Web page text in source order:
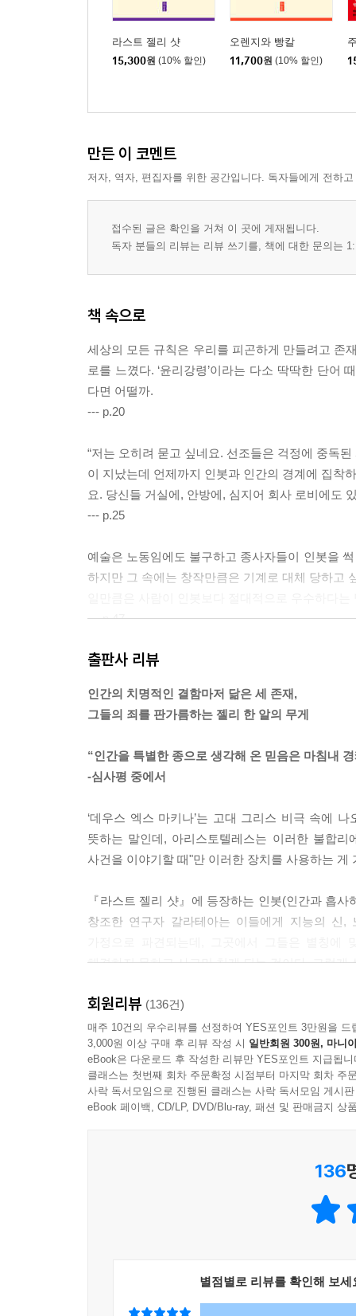
라스트 젤리 샷
15,300원 (10% 할인)
오렌지와 빵칼
11,700원 (10% 할인)
만든 이 코멘트
저자, 역자, 편집자를 위한 공간입니다. 독자들에게 전하
접수된 글은 확인을 거쳐 이 곳에 게재됩니다.
독자 분들의 리뷰는 리뷰 쓰기를, 책에 대한 문의는
책 속으로
세상의 모든 규칙은 우리를 피곤하게 만들려고 존
로를 느꼈다. ‘윤리강령’이라는 다소 딱딱한 단어
다면 어떨까.
--- p.20
“저는 오히려 묻고 싶네요. 선조들은 걱정에 중독
이 지났는데 언제까지 인봇과 인간의 경계에 집착
요. 당신들 거실에, 안방에, 심지어 회사 로비에도
--- p.25
예술은 노동임에도 불구하고 종사자들이 인봇을
하지만 그 속에는 창작만큼은 기계로 대체 당하고
--- p.47
반면 음악의 뿌리는 컨베이어 벨트에 있지 않았
엑스는 평행 세계에 눈을 뜬 기분이었다. 여태껏
--- p.61
기계의 예술화라거나 예술의 기계화라거나. 폴
지 않았다. 턱 끝까지 쫓아온, 그것도 비인간 따위
“제가 드릴 수 있는 마지막 선물입니다.”
엑스가 손끝을 날카로운 칼날 모양으로 변형했다.
--- p.99
신앙. 그것은 믿음을 논하는 영역이고 대게 운명과
--- p.129
그는 어리석은 인간이 이리도 많다는 게 참 우스
업이 무엇이든지 말이다. 하지만 이 부부는 그렇
를 지불하고 치료를 요청해야 했다.
인간을 무지에서 구원하고, 감사하다 조아리는
데 지금 삶의 이유가 방해받고 있다. 그는 마음이
데우스는 눈을 감고 관세음보살의 코 끝에 자신
출판사 리뷰
인간의 치명적인 결함마저 닮은 세 존재,
그들의 죄를 판가름하는 젤리 한 알의 무게
“인간을 특별한 종으로 생각해 온 믿음은 마침내
-심사평 중에서
‘데우스 엑스 마키나’는 고대 그리스 비극 속에
뜻하는 말인데, 아리스토텔레스는 이러한 불합
사건을 이야기할 때"만 이러한 장치를 사용하는 게
『라스트 젤리 샷』에 등장하는 인봇(인간과 흡
창조한 연구자 갈라테아는 이들에게 지능의 신
해결하지 못하고 사고만 치게 되는 것이다. 그렇게
소설가 김성중은 “이 작품은 ‘데우스 엑스 마키
책략인데도 불구하고 “그 충격은 동일하”다고
인간을 해친다. 아니, 해치는 걸 넘어서 기이한
주입한다.
이런 충격적인 서사 전반에는 특이하게 유머러
하지만 소설이 가지고 있는 핵심적인 내용은 묵
날카롭게 찌른다. 독자는 이 소설을 통해 인간이
회원리뷰 (136건)
매주 10건의 우수리뷰를 선정하여 YES포인트 3만원을 드
3,000원 이상 구매 후 리뷰 작성 시 일반회원 300원, 마니
eBook은 다운로드 후 작성한 리뷰만 YES포인트 지급됩니
클래스는 첫번째 회차 주문확정 시점부터 마지막 회차 주
사락 독서모임으로 진행된 클래스는 사락 독서모임 게시
eBook 페이백, CD/LP, DVD/Blu-ray, 패션 및 판매금지 상
136
별점별로 리뷰를 확인해 보세